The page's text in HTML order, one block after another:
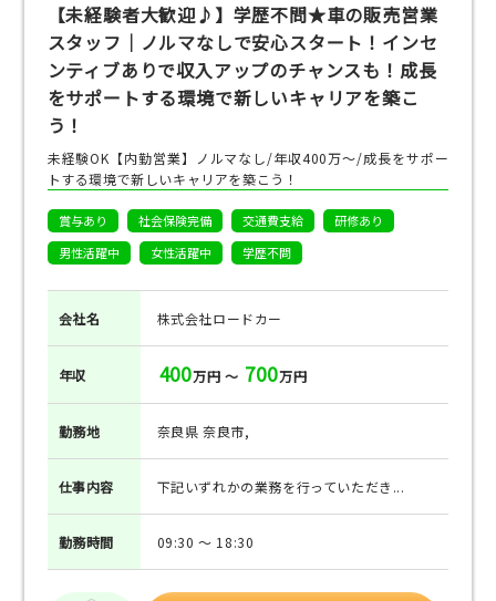
【未経験者大歓迎♪】学歴不問★車の販売営業
スタッフ｜ノルマなしで安心スタート！インセ
ンティブありで収入アップのチャンスも！成長
をサポートする環境で新しいキャリアを築こ
う！
未経験OK【内勤営業】ノルマなし/年収400万～/成長をサポー
トする環境で新しいキャリアを築こう！
賞与あり 社会保険完備 交通費支給
研修あり
男性活躍中
女性活躍中 学歴不問
会社名 株式会社ロードカー
年収 400万円 ～ 700万円
勤務地 奈良県 奈良市,
仕事内容 下記いずれかの業務を行っていただき...
勤務時間 09:30 ～ 18:30